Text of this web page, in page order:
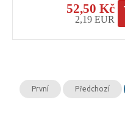
52,50 Kč
2,19 EUR
První Předchozí